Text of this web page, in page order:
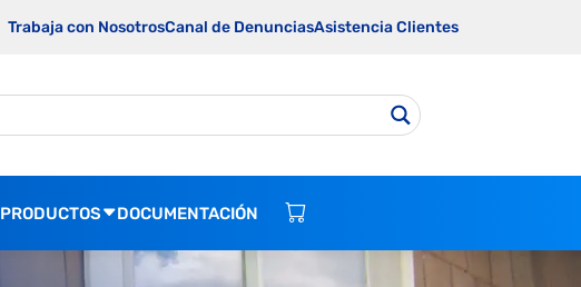
Trabaja con NosotrosCanal de DenunciasAsistencia Clientes
PRODUCTOS DOCUMENTACIÓN